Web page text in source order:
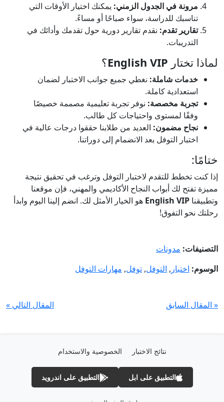
مرونة في الجدول الزمني: يمكنك اختيار الأوقات التي
تناسبك للدراسة، سواء صباحًا أو مساءً.
تقارير تقدم: نقدم تقارير دورية حول تقدمك وأدائك في
التدريبات.
لماذا تختار English VIP؟
خدمات شاملة: نغطي جميع جوانب الاختبار لضمان
استعدادية كاملة.
تجربة مخصصة: نوفر تجربة تعليمية مصممة خصيصًا
وفقًا لمستوى واحتياجات كل طالب.
نجاح مضمون: العديد من طلابنا حققوا درجات عالية في
اختبار التوفل بعد الانضمام إلى دوراتنا.
ختامًا:
إذا كنت تخطط للتقدم لاختبار التوفل وترغب في تحقيق نتيجة
مميزة تفتح لك أبواب النجاح الأكاديمي والمهني، فإن موقعنا
وتطبيقنا English VIP هو الخيار الأمثل لك. انضم إلينا اليوم وابدأ
رحلتك نحو التفوق!
التصنيفات: مدونات
الوسوم: اختبار , التوفل, توفل, مهارات التوفل
« المقال السابق المقال التالي »
نتائج الاختبار الخصوصية والاستخدام
التطبيق على ابل التطبيق على اندرويد